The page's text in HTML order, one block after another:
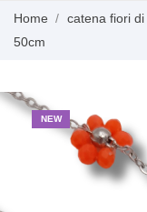
Home
catena fiori
50cm
NEW